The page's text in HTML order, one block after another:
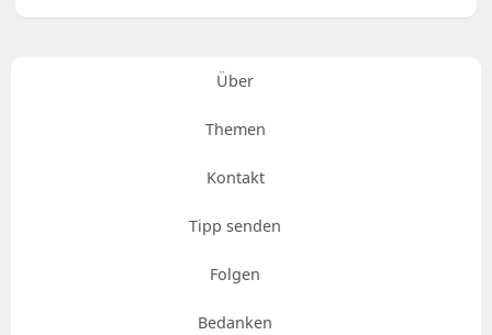
Über
Themen
Kontakt
Tipp senden
Folgen
Bedanken